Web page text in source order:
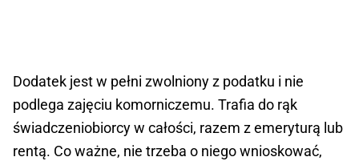
Dodatek jest w pełni zwolniony z podatku i nie
podlega zajęciu komorniczemu. Trafia do rąk
świadczeniobiorcy w całości, razem z emeryturą lub
rentą. Co ważne, nie trzeba o niego wnioskować,